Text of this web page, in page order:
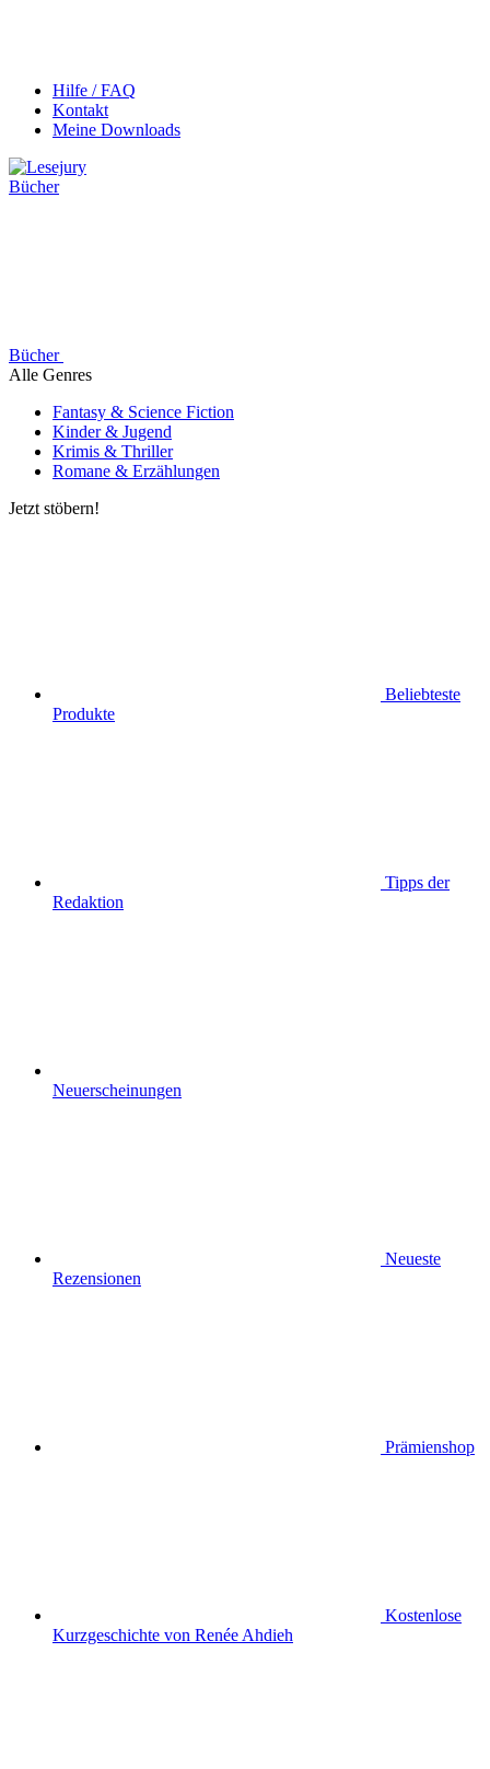
Hilfe / FAQ
Kontakt
Meine Downloads
Bücher
Bücher
Alle Genres
Fantasy & Science Fiction
Kinder & Jugend
Krimis & Thriller
Romane & Erzählungen
Jetzt stöbern!
Beliebteste
Produkte
Tipps der
Redaktion
Neuerscheinungen
Neueste
Rezensionen
Prämienshop
Kostenlose
Kurzgeschichte von Renée Ahdieh